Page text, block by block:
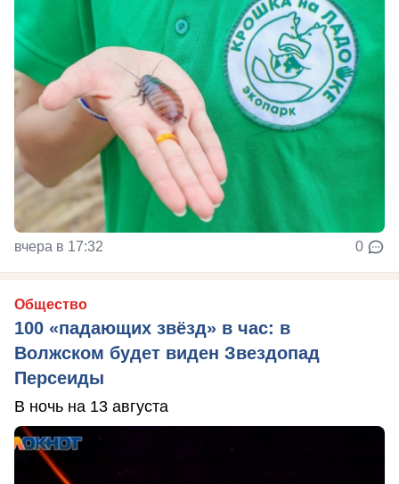
вчера в 17:32 0
Общество
100 «падающих звёзд» в час: в
Волжском будет виден Звездопад
Персеиды
В ночь на 13 августа